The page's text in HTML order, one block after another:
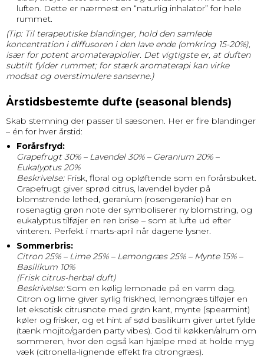
luften. Dette er nærmest en “naturlig inhalator” for hele
rummet.
(Tip: Til terapeutiske blandinger, hold den samlede
koncentration i diffusoren i den lave ende (omkring 15-20%),
især for potent aromaterapiolier. Det vigtigste er, at duften
subtilt fylder rummet; for stærk aromaterapi kan virke
modsat og overstimulere sanserne.)
Årstidsbestemte dufte (seasonal blends)
Skab stemning der passer til sæsonen. Her er fire blandinger
– én for hver årstid:
Forårsfryd:
Grapefrugt 30% – Lavendel 30% – Geranium 20% –
Eukalyptus 20%
Beskrivelse:Frisk, floral og opløftende som en forårsbuket.
Grapefrugt giver sprød citrus, lavendel byder på
blomstrende lethed, geranium (rosengeranie) har en
rosenagtig grøn note der symboliserer ny blomstring, og
eukalyptus tilføjer en ren brise – som at lufte ud efter
vinteren. Perfekt i marts-april når dagene lysner.
Sommerbris:
Citron 25% – Lime 25% – Lemongræs 25% – Mynte 15% –
Basilikum 10%
(Frisk citrus-herbal duft)
Beskrivelse:Som en kølig lemonade på en varm dag.
Citron og lime giver syrlig friskhed, lemongræs tilføjer en
let eksotisk citrusnote med grøn kant, mynte (spearmint)
køler og frisker, og et hint af sød basilikum giver urtet fylde
(tænk mojito/garden party vibes). God til køkken/alrum om
sommeren, hvor den også kan hjælpe med at holde myg
væk (citronella-lignende effekt fra citrongræs).